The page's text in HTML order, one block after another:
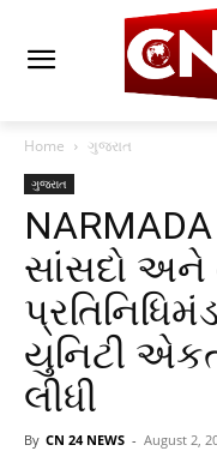
Home ગુજરાત
ગુજરાત
સાંસદો
યુનિટી
લીધી
By CN 24 NEWS - August 2,